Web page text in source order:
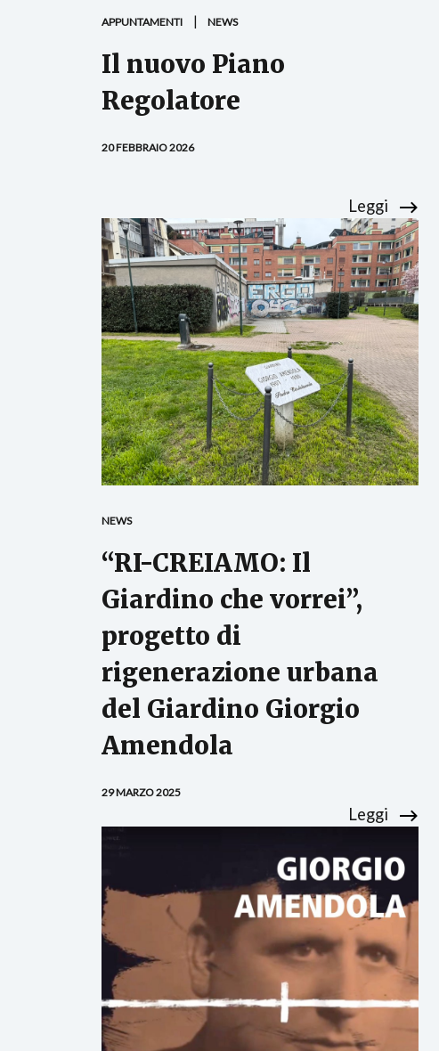
APPUNTAMENTI NEWS
Il nuovo Piano
Regolatore
20 FEBBRAIO 2026
Leggi
NEWS
“RI-CREIAMO: Il
Giardino che vorrei”,
progetto di
rigenerazione urbana
del Giardino Giorgio
Amendola
29 MARZO 2025
Leggi